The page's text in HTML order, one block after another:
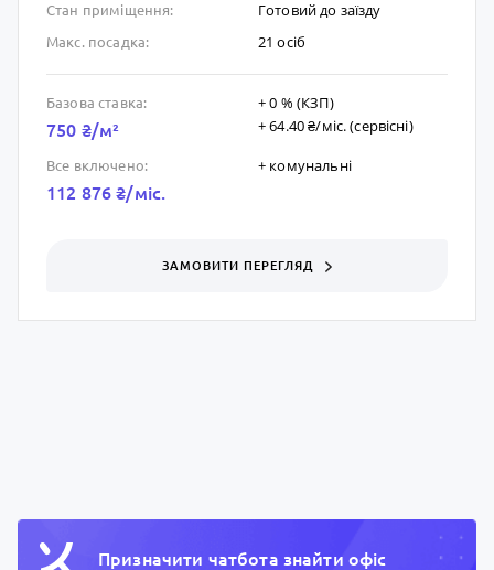
Стан приміщення: Готовий до заïзду
Макс. посадка: 21 осіб
Базова ставка:
750 ₴/м²
+ 0 % (КЗП)
+ 64.40 ₴/мic. (сервісні)
Все включено:
112 876 ₴/мic.
+ комунальні
ЗАМОВИТИ ПЕРЕГЛЯД
Призначити чатбота знайти офiс